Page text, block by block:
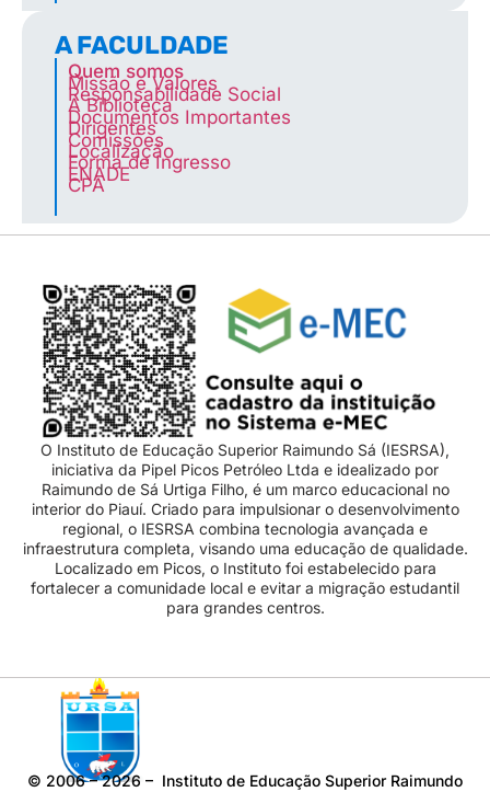
A FACULDADE
Quem somos
Missão e Valores
Responsabilidade Social
A Biblioteca
Documentos Importantes
Dirigentes
Comissões
Localização
Forma de Ingresso
ENADE
CPA
O Instituto de Educação Superior Raimundo Sá (IESRSA),
iniciativa da Pipel Picos Petróleo Ltda e idealizado por
Raimundo de Sá Urtiga Filho, é um marco educacional no
interior do Piauí. Criado para impulsionar o desenvolvimento
regional, o IESRSA combina tecnologia avançada e
infraestrutura completa, visando uma educação de qualidade.
Localizado em Picos, o Instituto foi estabelecido para
fortalecer a comunidade local e evitar a migração estudantil
para grandes centros.
© 2006 – 2026 – Instituto de Educação Superior Raimundo